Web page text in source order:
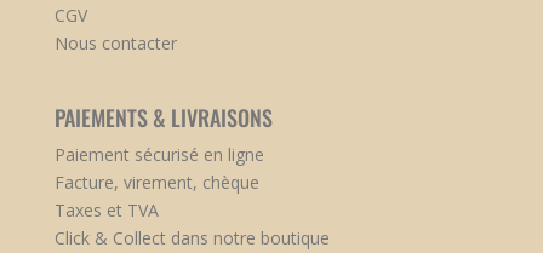
CGV
Nous contacter
PAIEMENTS & LIVRAISONS
Paiement sécurisé en ligne
Facture, virement, chèque
Taxes et TVA
Click & Collect dans notre boutique